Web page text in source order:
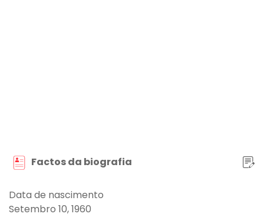
Factos da biografia
Data de nascimento
Setembro 10, 1960